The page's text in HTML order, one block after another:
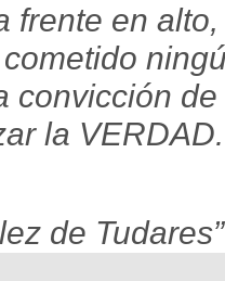
frente en
convicción
la
de Tudares”